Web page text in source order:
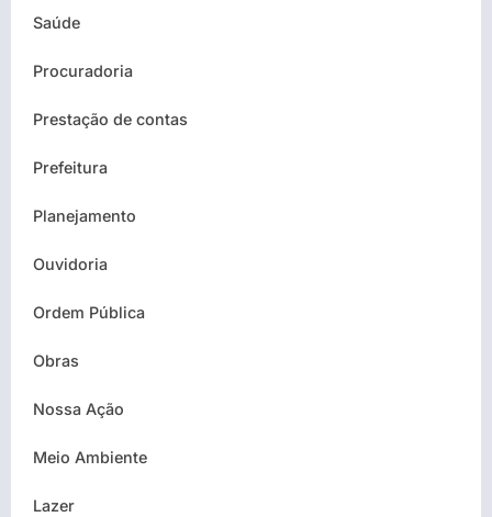
Saúde
Procuradoria
Prestação de contas
Prefeitura
Planejamento
Ouvidoria
Ordem Pública
Obras
Nossa Ação
Meio Ambiente
Lazer